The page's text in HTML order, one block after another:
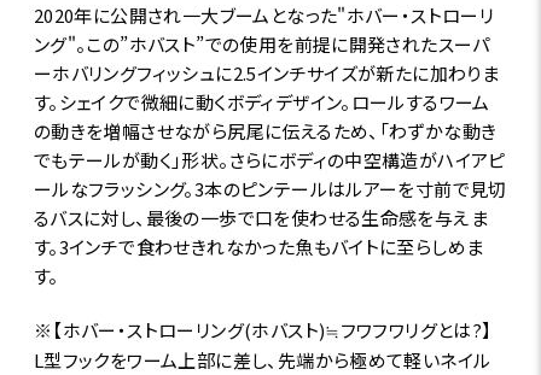
2020年に公開され一大ブームとなった"ホバー・ストローリ
ング"。この”ホバスト”での使用を前提に開発されたスーパ
ーホバリングフィッシュに2.5インチサイズが新たに加わりま
す。シェイクで微細に動くボディデザイン。ロールするワーム
の動きを増幅させながら尻尾に伝えるため、「わずかな動き
でもテールが動く」形状。さらにボディの中空構造がハイアピ
ールなフラッシング。3本のピンテールはルアーを寸前で見切
るバスに対し、最後の一歩で口を使わせる生命感を与えま
す。3インチで食わせきれなかった魚もバイトに至らしめま
す。
※【ホバー・ストローリング(ホバスト)≒フワフワリグとは?】
L型フックをワーム上部に差し、先端から極めて軽いネイル